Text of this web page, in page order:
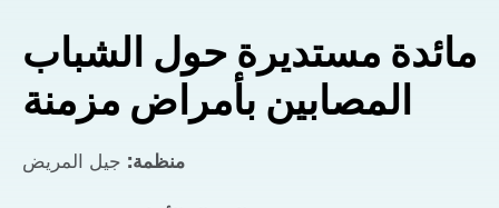
مائدة مستديرة حول الشباب
المصابين بأمراض مزمنة
منظمة: جيل المريض